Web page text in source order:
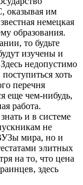
оказывая им
немецкая
образования.
то будьте
изучены и
недопустимо
хоть
перечня
еще чем-нибудь,
работа.
и в системе
не
мира, но и
элитных
на то, что цена
здесь